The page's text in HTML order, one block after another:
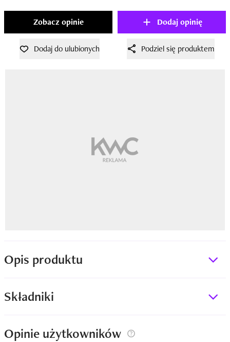
Zobacz opinie Dodaj opinię
Dodaj do ulubionych Podziel się produktem
Opis produktu
Składniki
Opinie użytkowników